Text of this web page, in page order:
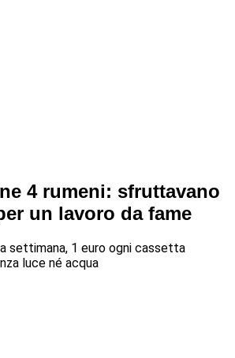
4 rumeni: sfruttavano
un lavoro da fame
settimana, 1 euro ogni cassetta
luce né acqua